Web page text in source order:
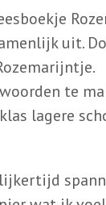
uit.
te
lagere